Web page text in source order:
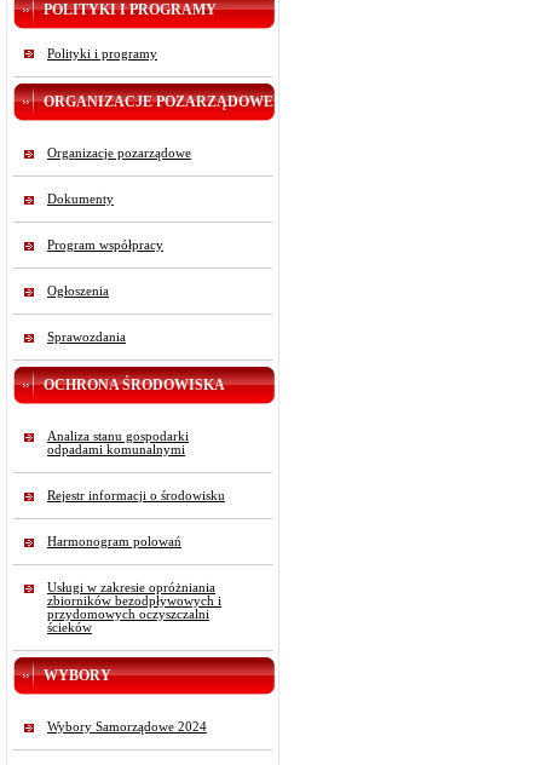
POLITYKI I PROGRAMY
Polityki i programy
ORGANIZACJE POZARZĄDOWE
Organizacje pozarządowe
Dokumenty
Program współpracy
Ogłoszenia
Sprawozdania
OCHRONA ŚRODOWISKA
Analiza stanu gospodarki
odpadami komunalnymi
Rejestr informacji o środowisku
Harmonogram polowań
Usługi w zakresie opróżniania
zbiorników bezodpływowych i
przydomowych oczyszczalni
ścieków
WYBORY
Wybory Samorządowe 2024